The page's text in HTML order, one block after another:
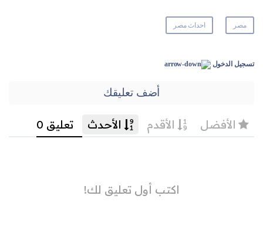
مصر احداث مصر
تسجيل الدخول
أضف تعليقك